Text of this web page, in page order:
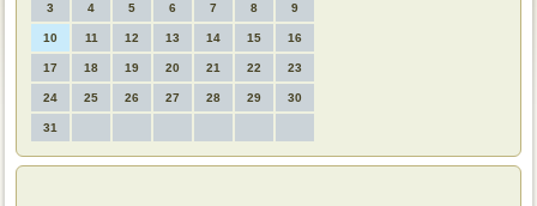
3 4 5 6 7 8 9
10 11 12 13 14 15 16
17 18 19 20 21 22 23
24 25 26 27 28 29 30
31